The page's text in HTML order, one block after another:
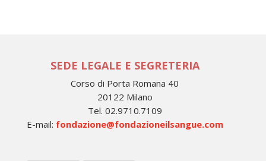
SEDE LEGALE E SEGRETERIA
Corso di Porta Romana 40
20122 Milano
Tel. 02.9710.7109
E-mail: fondazione@fondazioneilsangue.com